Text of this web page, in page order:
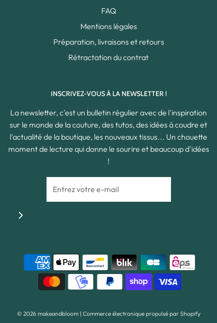
FAQ
Mentions légales
Préparation, livraisons et retours
Rétractation du contrat
INSCRIVEZ-VOUS À LA NEWSLETTER !
La newsletter, c'est un bulletin régulier avec de l'inspiration
sur le monde de la couture, des tutos, des idées à coudre et
l'actualité de la boutique, les nouveaux tissus... Un chouette
moment de lecture qui donne le sourire et beaucoup d'idées
!
© 2026 makeandbloom| Commerce électronique propulsé par Shopify